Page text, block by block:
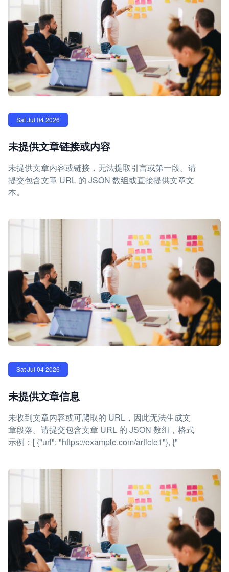
Sat Jul 04 2026
未提供文章链接或内容
未提供文章内容或链接，无法提取引言或第一段。请
提交包含文章 URL 的 JSON 数组或直接提供文章文
本。
Sat Jul 04 2026
未提供文章信息
未收到文章内容或可爬取的 URL，因此无法生成文
章段落。请提交包含文章 URL 的 JSON 数组，格式
示例：[ {"url": "https://example.com/article1"}, {"